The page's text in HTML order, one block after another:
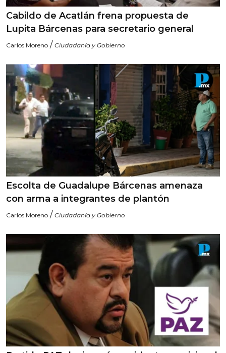
Cabildo de Acatlán frena propuesta de
Lupita Bárcenas para secretario general
Carlos Moreno / Ciudadanía y Gobierno
Escolta de Guadalupe Bárcenas amenaza
con arma a integrantes de plantón
Carlos Moreno / Ciudadanía y Gobierno